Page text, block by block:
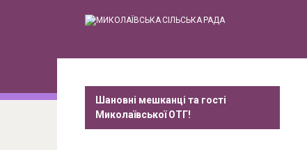
Шановні мешканці та гості
Миколаївської ОТГ!